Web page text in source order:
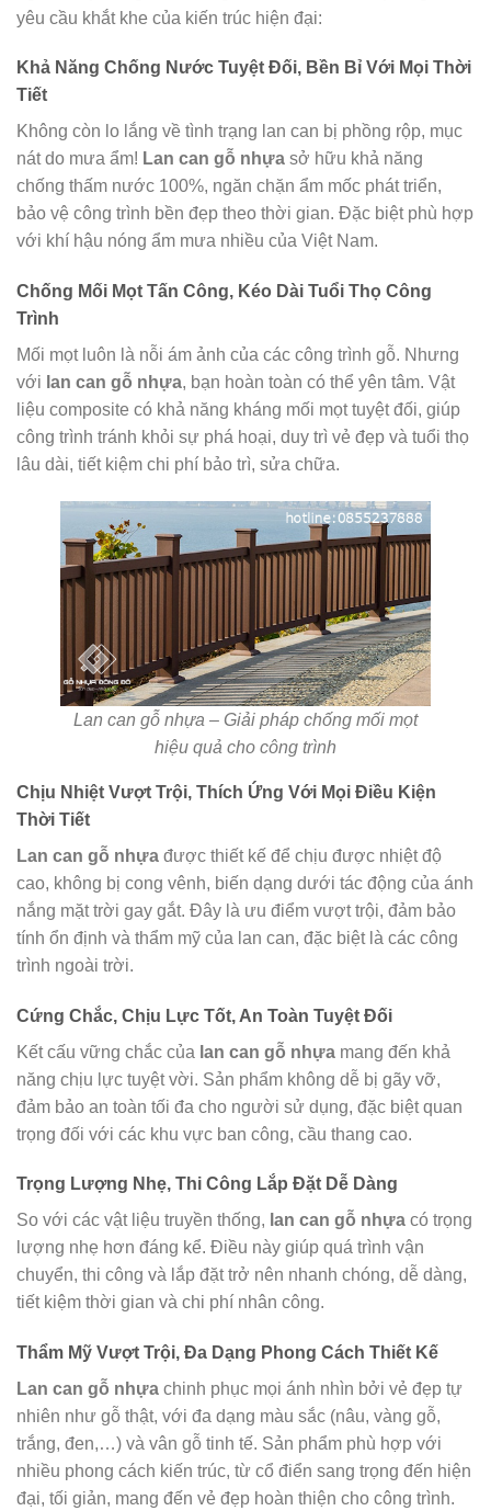
yêu cầu khắt khe của kiến trúc hiện đại:
Khả Năng Chống Nước Tuyệt Đối, Bền Bỉ Với Mọi Thời
Tiết
Không còn lo lắng về tình trạng lan can bị phồng rộp, mục
nát do mưa ẩm! Lan can gỗ nhựa sở hữu khả năng
chống thấm nước 100%, ngăn chặn ẩm mốc phát triển,
bảo vệ công trình bền đẹp theo thời gian. Đặc biệt phù hợp
với khí hậu nóng ẩm mưa nhiều của Việt Nam.
Chống Mối Mọt Tấn Công, Kéo Dài Tuổi Thọ Công
Trình
Mối mọt luôn là nỗi ám ảnh của các công trình gỗ. Nhưng
với lan can gỗ nhựa, bạn hoàn toàn có thể yên tâm. Vật
liệu composite có khả năng kháng mối mọt tuyệt đối, giúp
công trình tránh khỏi sự phá hoại, duy trì vẻ đẹp và tuổi thọ
lâu dài, tiết kiệm chi phí bảo trì, sửa chữa.
Lan can gỗ nhựa – Giải pháp chống mối mọt
hiệu quả cho công trình
Chịu Nhiệt Vượt Trội, Thích Ứng Với Mọi Điều Kiện
Thời Tiết
Lan can gỗ nhựa được thiết kế để chịu được nhiệt độ
cao, không bị cong vênh, biến dạng dưới tác động của ánh
nắng mặt trời gay gắt. Đây là ưu điểm vượt trội, đảm bảo
tính ổn định và thẩm mỹ của lan can, đặc biệt là các công
trình ngoài trời.
Cứng Chắc, Chịu Lực Tốt, An Toàn Tuyệt Đối
Kết cấu vững chắc của lan can gỗ nhựa mang đến khả
năng chịu lực tuyệt vời. Sản phẩm không dễ bị gãy vỡ,
đảm bảo an toàn tối đa cho người sử dụng, đặc biệt quan
trọng đối với các khu vực ban công, cầu thang cao.
Trọng Lượng Nhẹ, Thi Công Lắp Đặt Dễ Dàng
So với các vật liệu truyền thống, lan can gỗ nhựa có trọng
lượng nhẹ hơn đáng kể. Điều này giúp quá trình vận
chuyển, thi công và lắp đặt trở nên nhanh chóng, dễ dàng,
tiết kiệm thời gian và chi phí nhân công.
Thẩm Mỹ Vượt Trội, Đa Dạng Phong Cách Thiết Kế
Lan can gỗ nhựa chinh phục mọi ánh nhìn bởi vẻ đẹp tự
nhiên như gỗ thật, với đa dạng màu sắc (nâu, vàng gỗ,
trắng, đen,…) và vân gỗ tinh tế. Sản phẩm phù hợp với
nhiều phong cách kiến trúc, từ cổ điển sang trọng đến hiện
đại, tối giản, mang đến vẻ đẹp hoàn thiện cho công trình.